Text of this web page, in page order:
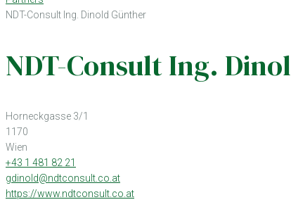
NDT-Consult Ing. Dinold Günther
NDT-Consult Ing.
Horneckgasse 3/1
1170
Wien
+43 1 481 82 21
gdinold@ndtconsult.co.at
https://www.ndtconsult.co.at